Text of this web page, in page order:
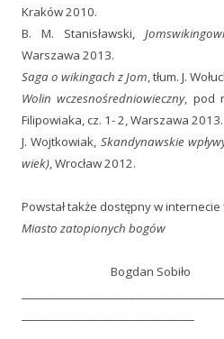
Kraków 2010.
B. M. Stanisławski,
Warszawa 2013.
Saga o wikingach z Jom, tłum. J.
Wolin wczesnośredniowieczny, pod
Filipowiaka, cz. 1- 2, Warszawa 2013.
J. Wojtkowiak, Skandynawskie
wiek), Wrocław 2012.
Powstał także dostępny w internecie
Miasto zatopionych bogów
Bogdan Sobiło